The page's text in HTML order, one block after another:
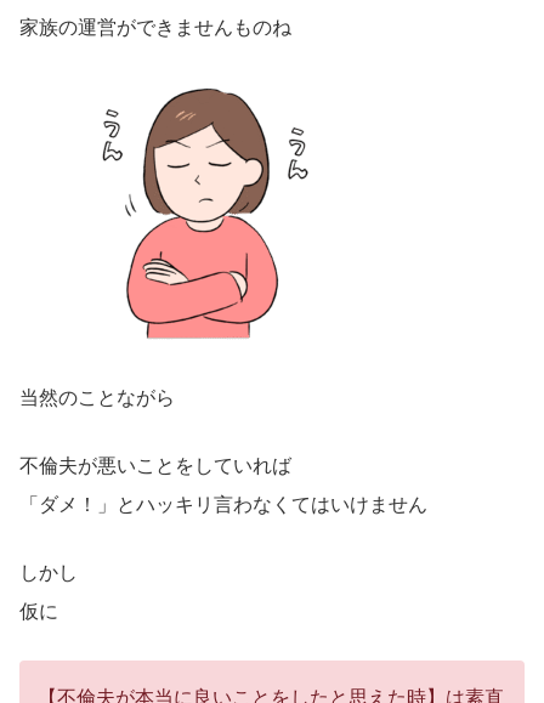
家族の運営ができませんものね
当然のことながら
不倫夫が悪いことをしていれば
「ダメ！」とハッキリ言わなくてはいけません
しかし
仮に
【不倫夫が本当に良いことをしたと思えた時】は素直